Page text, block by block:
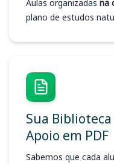
Aulas organizadas na
plano de estudos
Sua Biblioteca
Apoio em PDF
Sabemos que cada